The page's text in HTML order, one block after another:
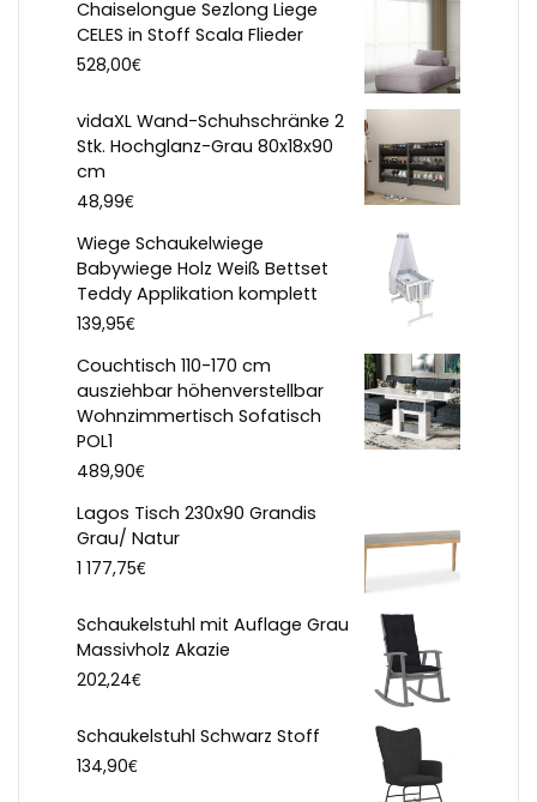
Chaiselongue Sezlong Liege
CELES in Stoff Scala Flieder
528,00€
vidaXL Wand-Schuhschränke 2
Stk. Hochglanz-Grau 80x18x90
cm
48,99€
Wiege Schaukelwiege
Babywiege Holz Weiß Bettset
Teddy Applikation komplett
139,95€
Couchtisch 110-170 cm
ausziehbar höhenverstellbar
Wohnzimmertisch Sofatisch
POL1
489,90€
Lagos Tisch 230x90 Grandis
Grau/ Natur
1 177,75€
Schaukelstuhl mit Auflage Grau
Massivholz Akazie
202,24€
Schaukelstuhl Schwarz Stoff
134,90€